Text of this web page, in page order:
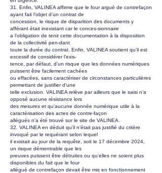
31. Enfin, VALINEA affirme que le four argué de contrefaçon
ayant fait l’objet d’un contrat de
concession, le risque de disparition des documents y
afférant était inexistant car le conces-sionnaire
a l’obligation de tenir cette documentation à la disposition
de la collectivité pen-dant
toute la durée du contrat. Enfin, VALINEA soutient qu’il est
excessif de considérer l’exis-
tence, par défaut, d’un risque que les données numériques
puissent être facilement cachées
ou effacées, sans caractériser de circonstances particulières
permettant de justifier d’une
telle exclusion. VALINEA relève par ailleurs que le saisi n’a
opposé aucune résistance lors
des mesures et qu’aucune donnée numérique utile à la
caractérisation des actes de contre-façon
allégués n’a été trouvé sur le site de VALINEA.
32. VALINEA en déduit qu’il n’était pas justifié du critère
invoqué par le requérant selon lequel
il existait au jour de la requête, soit le 17 décembre 2024,
un risque démontrable que les
preuves puissent être détruites ou qu’elles ne soient plus
disponibles du fait que le four
allégué de contrefaçon devait être mis en fonctionnement